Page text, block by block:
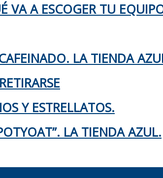
VA A ESCOGER TU
LA TIENDA
Y ESTRELLATOS.
LA TIENDA AZUL.